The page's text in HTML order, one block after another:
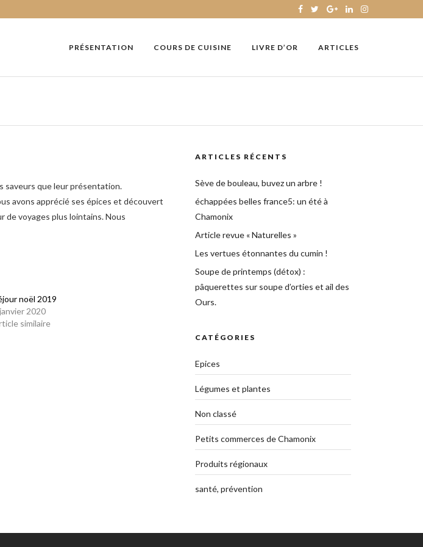
PRÉSENTATION COURS DE CUISINE LIVRE D’OR ARTICLES
saveurs que leur présentation.
avons apprécié ses épices et découvert
de voyages plus lointains. Nous
noël 2019
2020
similaire
ARTICLES RÉCENTS
Sève de bouleau, buvez un arbre !
échappées belles france5: un été à
Chamonix
Article revue « Naturelles »
Les vertues étonnantes du cumin !
Soupe de printemps (détox) :
pâquerettes sur soupe d’orties et ail des
Ours.
CATÉGORIES
Epices
Légumes et plantes
Non classé
Petits commerces de Chamonix
Produits régionaux
santé, prévention